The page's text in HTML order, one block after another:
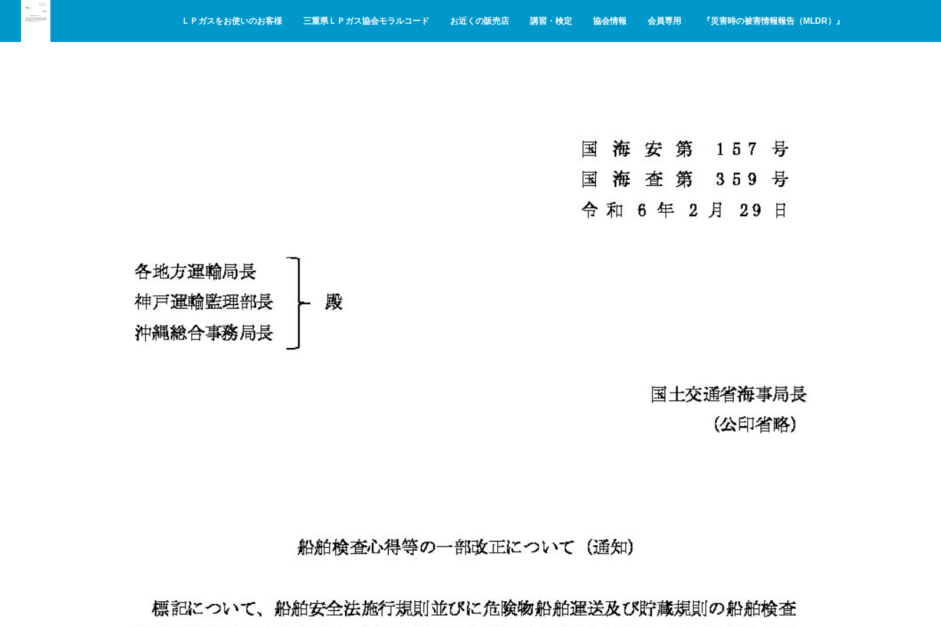
ＬＰガスをお使いのお客様 三重県ＬＰガス協会モラルコード お近くの販売店 講習・検定 協会情報 会員専用 『災害時の被害情報報告（MLDR）』